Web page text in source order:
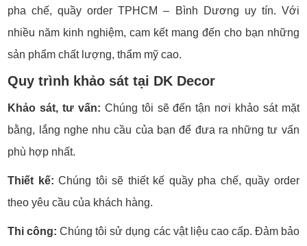
pha chế, quầy order TPHCM – Bình Dương uy tín. Với
nhiều năm kinh nghiệm, cam kết mang đến cho bạn những
sản phẩm chất lượng, thẩm mỹ cao.
Quy trình khảo sát tại DK Decor
Khảo sát, tư vấn: Chúng tôi sẽ đến tận nơi khảo sát mặt
bằng, lắng nghe nhu cầu của bạn để đưa ra những tư vấn
phù hợp nhất.
Thiết kế: Chúng tôi sẽ thiết kế quầy pha chế, quầy order
theo yêu cầu của khách hàng.
Thi công: Chúng tôi sử dụng các vật liệu cao cấp. Đảm bảo